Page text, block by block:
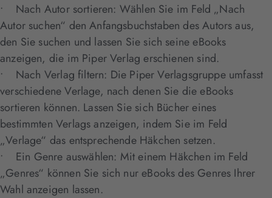
• Nach Autor sortieren: Wählen Sie im Feld „Nach
Autor suchen“ den Anfangsbuchstaben des Autors aus,
den Sie suchen und lassen Sie sich seine eBooks
anzeigen, die im Piper Verlag erschienen sind.
• Nach Verlag filtern: Die Piper Verlagsgruppe umfasst
verschiedene Verlage, nach denen Sie die eBooks
sortieren können. Lassen Sie sich Bücher eines
bestimmten Verlags anzeigen, indem Sie im Feld
„Verlage“ das entsprechende Häkchen setzen.
• Ein Genre auswählen: Mit einem Häkchen im Feld
„Genres“ können Sie sich nur eBooks des Genres Ihrer
Wahl anzeigen lassen.